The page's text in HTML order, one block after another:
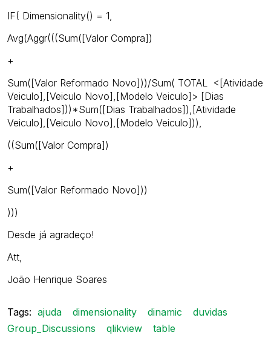
IF( Dimensionality() = 1,
Avg(Aggr(((Sum([Valor Compra])
+
Sum([Valor Reformado Novo]))/Sum( TOTAL <[Atividade
Veiculo],[Veiculo Novo],[Modelo Veiculo]> [Dias
Trabalhados]))*Sum([Dias Trabalhados]),[Atividade
Veiculo],[Veiculo Novo],[Modelo Veiculo])),
((Sum([Valor Compra])
+
Sum([Valor Reformado Novo]))
)))
Desde já agradeço!
Att,
João Henrique Soares
Tags: ajuda dimensionality dinamic
duvidas
Group_Discussions
qlikview table